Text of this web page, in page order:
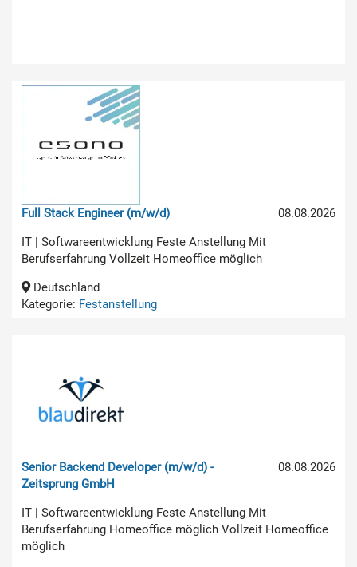
08.08.2026
Full Stack Engineer (m/w/d)
IT | Softwareentwicklung Feste Anstellung Mit
Berufserfahrung Vollzeit Homeoffice möglich
Deutschland
Kategorie: Festanstellung
08.08.2026
Senior Backend Developer (m/w/d) -
Zeitsprung GmbH
IT | Softwareentwicklung Feste Anstellung Mit
Berufserfahrung Homeoffice möglich Vollzeit Homeoffice
möglich